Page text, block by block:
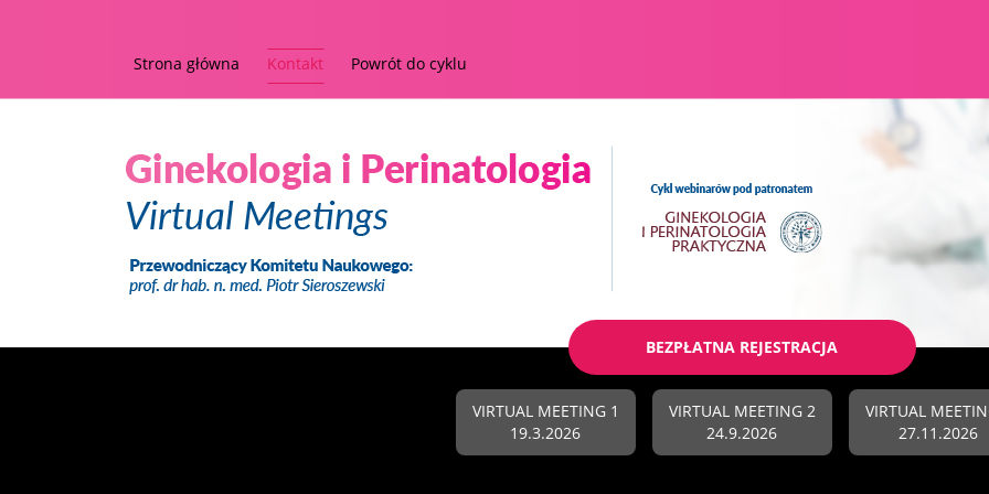
Strona główna Kontakt Powrót do cyklu
BEZPŁATNA REJESTRACJA
VIRTUAL MEETING 1
19.3.2026
VIRTUAL MEETING 2
24.9.2026
VIRTUAL
27.11.2026